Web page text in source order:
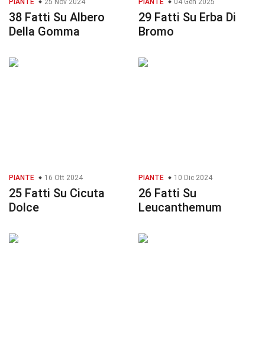
PIANTE 25 Nov 2024
38 Fatti Su Albero
Della Gomma
PIANTE 04 Gen 2025
29 Fatti Su Erba Di
Bromo
PIANTE 16 Ott 2024
25 Fatti Su Cicuta
Dolce
PIANTE 10 Dic 2024
26 Fatti Su
Leucanthemum